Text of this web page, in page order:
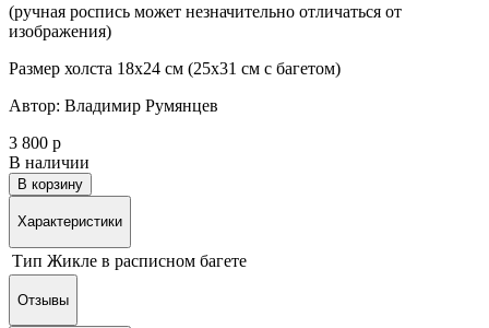
(ручная роспись может незначительно отличаться от
изображения)
Размер холста 18х24 см (25х31 см с багетом)
Автор: Владимир Румянцев
3 800 р
В наличии
В корзину
Характеристики
Тип Жикле в расписном багете
Отзывы